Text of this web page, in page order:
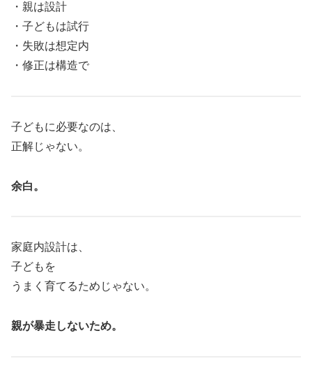
・親は設計
・子どもは試行
・失敗は想定内
・修正は構造で
子どもに必要なのは、
正解じゃない。
余白。
家庭内設計は、
子どもを
うまく育てるためじゃない。
親が暴走しないため。